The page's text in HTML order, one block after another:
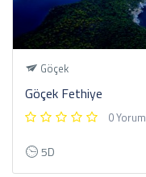
Göçek
Göçek Fethiye
0 Yorum
5D